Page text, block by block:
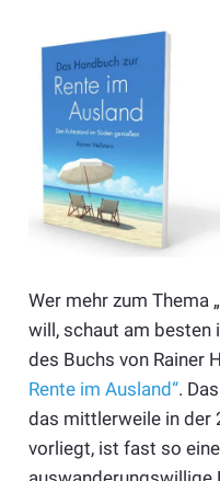
Wer mehr zum Thema
will, schaut am besten
des Buchs von Rainer
Rente im Ausland“.
das mittlerweile in der
vorliegt, ist fast so